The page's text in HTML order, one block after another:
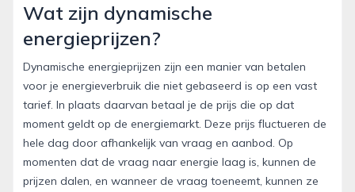
Wat zijn dynamische
energieprijzen?
Dynamische energieprijzen zijn een manier van betalen
voor je energieverbruik die niet gebaseerd is op een vast
tarief. In plaats daarvan betaal je de prijs die op dat
moment geldt op de energiemarkt. Deze prijs fluctueren de
hele dag door afhankelijk van vraag en aanbod. Op
momenten dat de vraag naar energie laag is, kunnen de
prijzen dalen, en wanneer de vraag toeneemt, kunnen ze